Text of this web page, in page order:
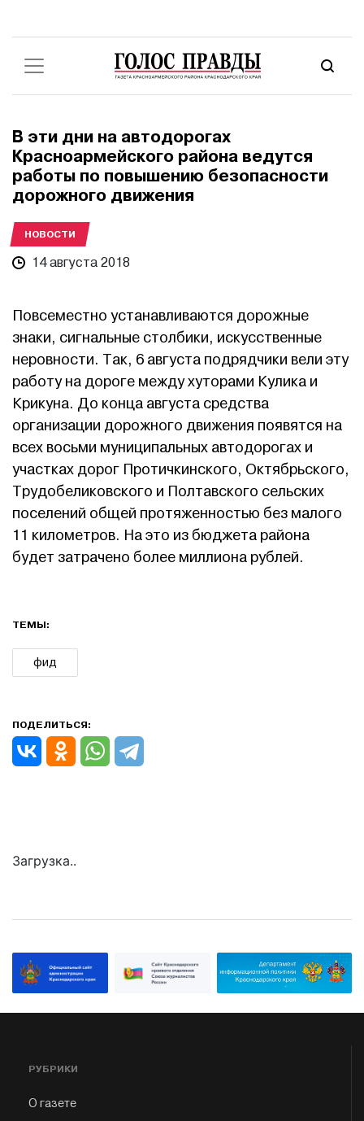
В эти дни на автодорогах
Красноармейского района ведутся
работы по повышению безопасности
дорожного движения
НОВОСТИ
14 августа 2018
Повсеместно устанавливаются дорожные
знаки, сигнальные столбики, искусственные
неровности. Так, 6 августа подрядчики вели эту
работу на дороге между хуторами Кулика и
Крикуна. До конца августа средства
организации дорожного движения появятся на
всех восьми муниципальных автодорогах и
участках дорог Протичкинского, Октябрьского,
Трудобеликовского и Полтавского сельских
поселений общей протяженностью без малого
11 километров. На это из бюджета района
будет затрачено более миллиона рублей.
ТЕМЫ:
фид
ПОДЕЛИТЬСЯ:
Загрузка..
РУБРИКИ
О газете